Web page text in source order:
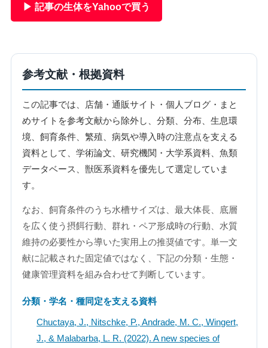
▶ 記事の生体をYahooで買う
参考文献・根拠資料
この記事では、店舗・通販サイト・個人ブログ・まと
めサイトを参考文献から除外し、分類、分布、生息環
境、飼育条件、繁殖、病気や導入時の注意点を支える
資料として、学術論文、研究機関・大学系資料、魚類
データベース、獣医系資料を優先して選定していま
す。
なお、飼育条件のうち水槽サイズは、最大体長、底層
を広く使う摂餌行動、群れ・ペア形成時の行動、水質
維持の必要性から導いた実用上の推奨値です。単一文
献に記載された固定値ではなく、下記の分類・生態・
健康管理資料を組み合わせて判断しています。
分類・学名・種同定を支える資料
Chuctaya, J., Nitschke, P., Andrade, M. C., Wingert,
J., & Malabarba, L. R. (2022). A new species of